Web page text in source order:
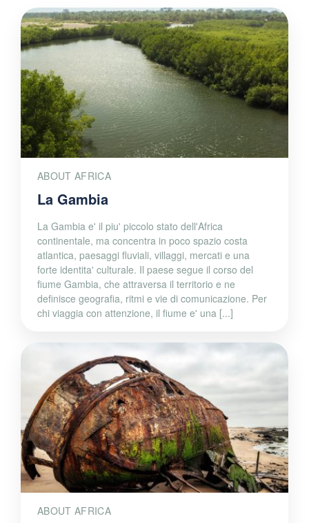
ABOUT AFRICA
La Gambia
La Gambia e' il piu' piccolo stato dell'Africa
continentale, ma concentra in poco spazio costa
atlantica, paesaggi fluviali, villaggi, mercati e una
forte identita' culturale. Il paese segue il corso del
fiume Gambia, che attraversa il territorio e ne
definisce geografia, ritmi e vie di comunicazione. Per
chi viaggia con attenzione, il fiume e' una [...]
ABOUT AFRICA